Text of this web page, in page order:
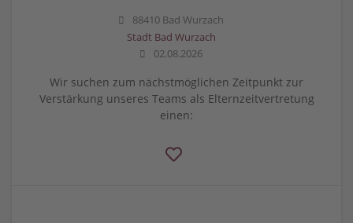
88410 Bad Wurzach
Stadt Bad Wurzach
02.08.2026
Wir suchen zum nächstmöglichen Zeitpunkt zur
Verstärkung unseres Teams als Elternzeitvertretung
einen: